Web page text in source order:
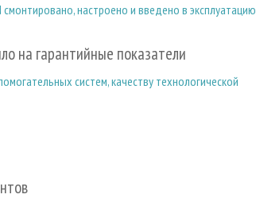
настроено и введено в эксплуатацию
на гарантийные показатели
систем, качеству технологической